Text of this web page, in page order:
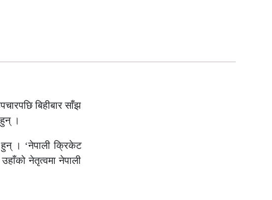
बिहीबार साँझ
।
हुन् । ‘नेपाली क्रिकेट
नेतृत्वमा नेपाली